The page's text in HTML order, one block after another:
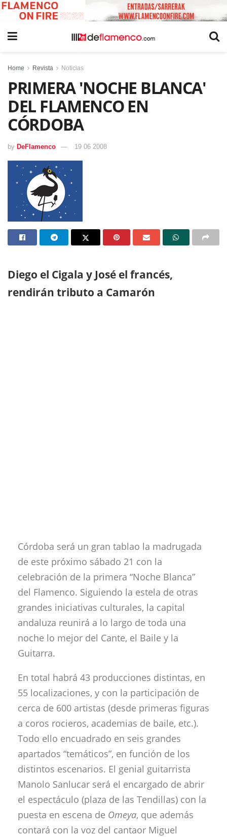
Home Revista Noticias
PRIMERA 'NOCHE BLANCA'
DEL FLAMENCO EN
CÓRDOBA
by DeFlamenco 19 06 2008
Diego el Cigala y José el francés,
rendirán tributo a Camarón
Córdoba será un gran tablao la madrugada
de este próximo sábado 21 con la
celebración de la primera “Noche Blanca”
del Flamenco. Siguiendo la estela de otras
grandes iniciativas culturales, la capital
andaluza reunirá a lo largo de toda una
noche lo mejor del Cante, el Baile y la
Guitarra.
En total habrá 43 producciones distintas, en
55 localizaciones, y con la participación de
cerca de 600 artistas (desde primeras figuras
a coros rocieros, academias de baile, etc.).
Todo ello encuadrado en seis grandes
apartados “temáticos”, en función de los
distintos escenarios. El genial guitarrista
Manolo Sanlucar será el encargado de abrir
el espectáculo (plaza de las Tendillas) con la
puesta en escena de Omeya, que además
contará con la voz del cantaor Miguel